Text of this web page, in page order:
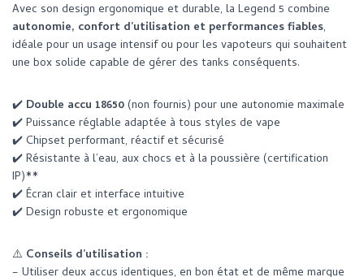
Avec son design ergonomique et durable, la Legend 5 combine
autonomie, confort d’utilisation et performances fiables,
idéale pour un usage intensif ou pour les vapoteurs qui souhaitent
une box solide capable de gérer des tanks conséquents.
✔️ Double accu 18650(non fournis) pour une autonomie maximale
✔️ Puissance réglable adaptée à tous styles de vape
✔️ Chipset performant, réactif et sécurisé
✔️ Résistante à l’eau, aux chocs et à la poussière (certification
IP)**
✔️ Écran clair et interface intuitive
✔️ Design robuste et ergonomique
⚠️ Conseils d’utilisation :